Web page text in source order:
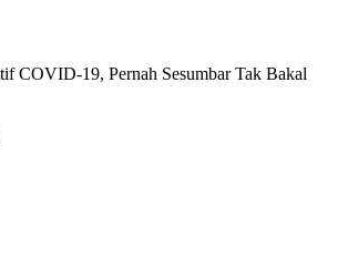
COVID-19, Pernah Sesumbar Tak Bakal